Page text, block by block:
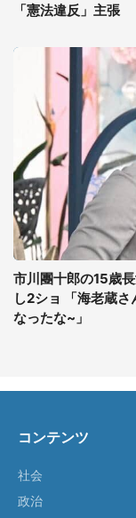
「憲法違反」主張
市川團十郎の15歳
し2ショ 「海老蔵
なったな~」
コンテンツ
社会
政治